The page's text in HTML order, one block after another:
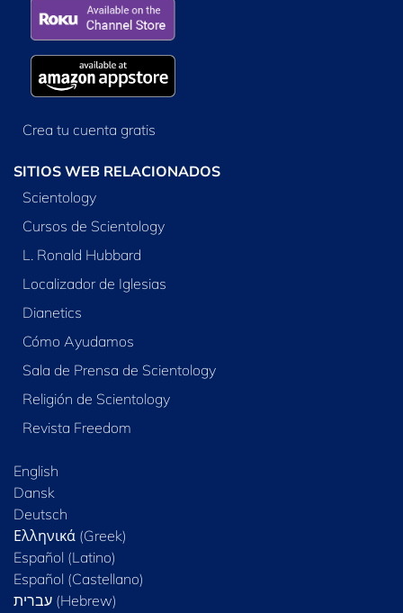
Crea tu cuenta gratis
SITIOS WEB RELACIONADOS
Scientology
Cursos de Scientology
L. Ronald Hubbard
Localizador de Iglesias
Dianetics
Cómo Ayudamos
Sala de Prensa de Scientology
Religión de Scientology
Revista Freedom
English
Dansk
Deutsch
Ελληνικά (Greek)
Español (Latino)
Español (Castellano)